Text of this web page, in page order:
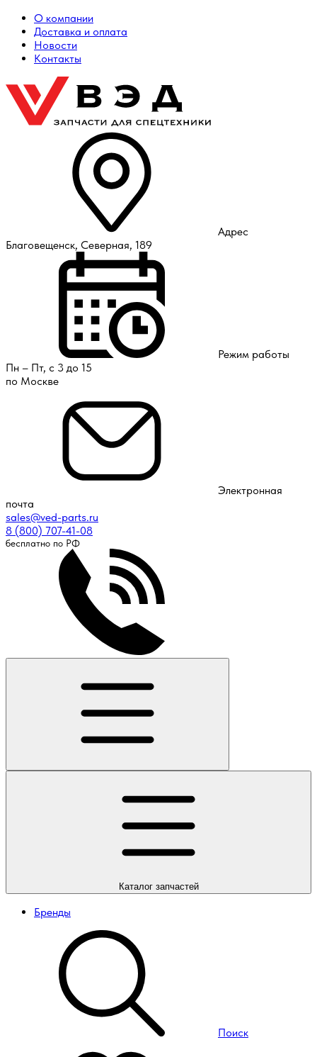
О компании
Доставка и оплата
Новости
Контакты
Адрес
Благовещенск, Северная, 189
Режим работы
Пн – Пт, с 3 до 15
по Москве
Электронная
почта
sales@ved-parts.ru
8 (800) 707-41-08
бесплатно по РФ
Каталогзапчастей
Бренды
Поиск